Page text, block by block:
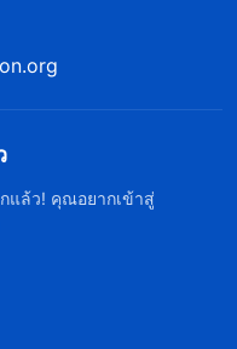
บหลังพวกเขา เรา
สามารถหลอกเราได้
ของเรา อย่าคิดว่า
ำการคำนวณเล็กๆ
ปรียบของเจ้า เรา
แล้ว! คุณอยากเข้าสู่